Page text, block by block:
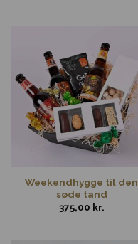
Weekendhygge til den
søde tand
375,00 kr.